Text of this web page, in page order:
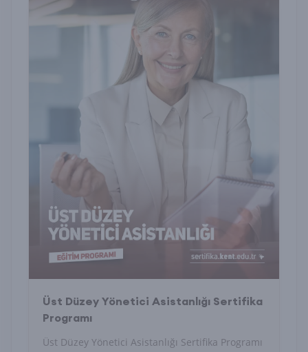
Üst Düzey Yönetici Asistanlığı Sertifika
Programı
Üst Düzey Yönetici Asistanlığı Sertifika Programı